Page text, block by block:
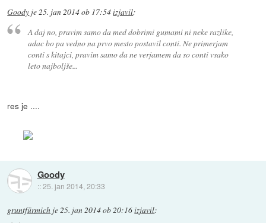
Goody je25. jan 2014 ob 17:54izjavil:
A daj no, pravim samo da med dobrimi gumami ni neke razlike,
adac bo pa vedno na prvo mesto postavil conti. Ne primerjam
conti s kitajci, pravim samo da ne verjamem da so conti vsako
leto najboljše...
res je ....
Goody
::25. jan 2014, 20:33
gruntfürmich je25. jan 2014 ob 20:16izjavil: